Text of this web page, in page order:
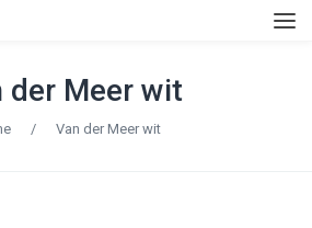
der Meer wit
/ Van der Meer wit